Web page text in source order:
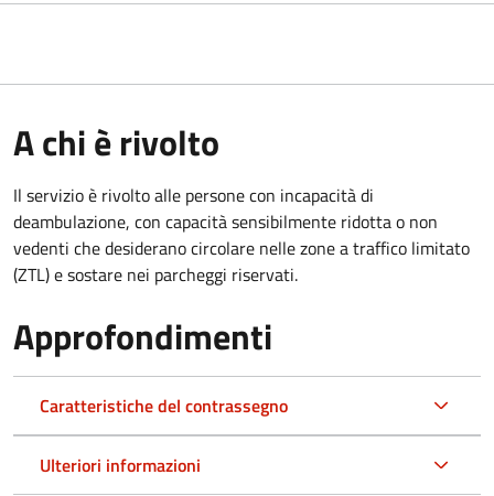
A chi è rivolto
Il servizio è rivolto alle persone con incapacità di
deambulazione, con capacità sensibilmente ridotta o non
vedenti che desiderano circolare nelle zone a traffico limitato
(ZTL) e sostare nei parcheggi riservati.
Approfondimenti
Caratteristiche del contrassegno
Ulteriori informazioni